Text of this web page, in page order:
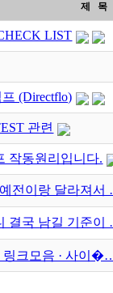
제 목
LIST
(Directflo)
관련
작동원리입니다.
전이랑 달라져
결국 남길 기준
링크모음 · 사이